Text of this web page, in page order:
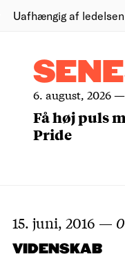
Uafhængig af ledelsen
6. august, 2026—
Få høj puls
Pride
15. juni, 2016 —
VIDENSKAB